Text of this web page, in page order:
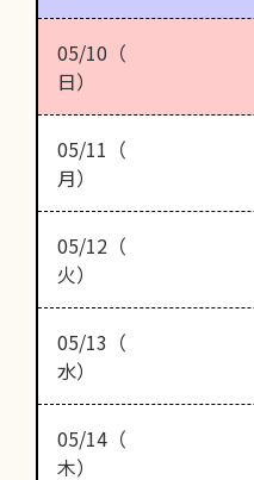
05/10（
日）
05/11（
月）
05/12（
火）
05/13（
水）
05/14（
木）